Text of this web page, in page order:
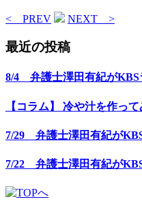
< PREV NEXT >
最近の投稿
8/4 弁護士澤田有紀がKBS
【コラム】 冷や汁を作っ
7/29 弁護士澤田有紀が
7/22 弁護士澤田有紀が